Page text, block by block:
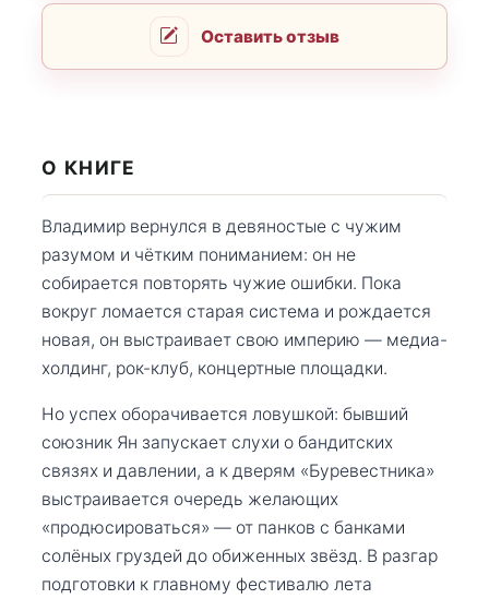
Оставить отзыв
О КНИГЕ
Владимир вернулся в девяностые с чужим
разумом и чётким пониманием: он не
собирается повторять чужие ошибки. Пока
вокруг ломается старая система и рождается
новая, он выстраивает свою империю — медиа-
холдинг, рок-клуб, концертные площадки.
Но успех оборачивается ловушкой: бывший
союзник Ян запускает слухи о бандитских
связях и давлении, а к дверям «Буревестника»
выстраивается очередь желающих
«продюсироваться» — от панков с банками
солёных груздей до обиженных звёзд. В разгар
подготовки к главному фестивалю лета